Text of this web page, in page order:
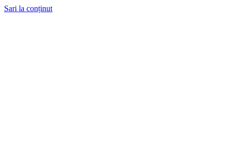
Sari la conținut